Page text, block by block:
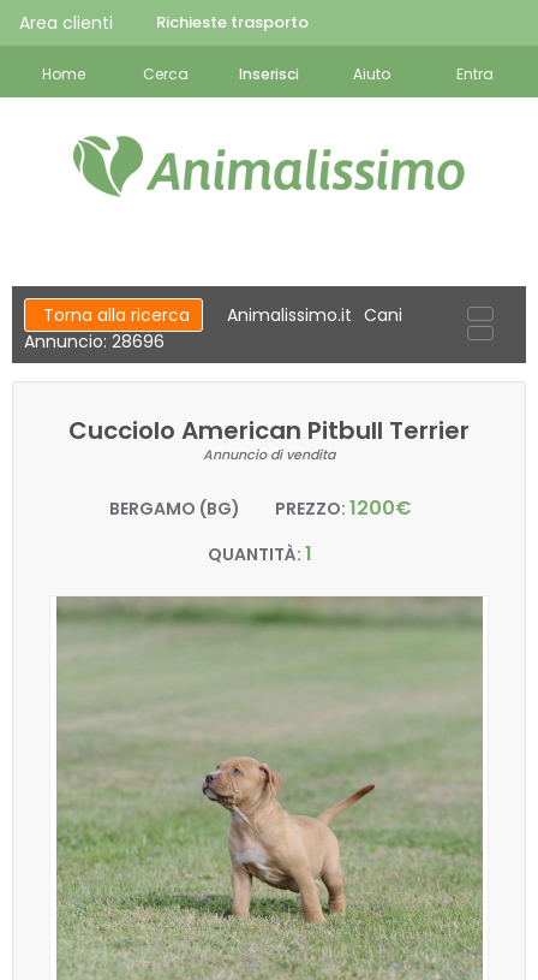
Area clienti Richieste trasporto
Home Cerca Inserisci Aiuto Entra
Torna alla ricerca Animalissimo.it Cani
Annuncio: 28696
Cucciolo American Pitbull Terrier
Annuncio di vendita
BERGAMO (BG) PREZZO: 1200€
QUANTITÀ: 1